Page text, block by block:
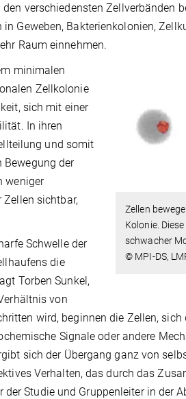
verschiedensten Zellverbänden
Geweben, Bakterienkolonien,
Raum einnehmen.
Zellen
Kolonie.
schwacher
© MPI-DS,
minimalen
Zellkolonie
sich mit einer
In ihren
und somit
Bewegung der
weniger
sichtbar,
Schwelle der
die
Torben Sunkel,
von
wird, beginnen die Zellen, sich
Signale oder andere
sich der Übergang ganz von
Verhalten, das durch das
Studie und Gruppenleiter in der